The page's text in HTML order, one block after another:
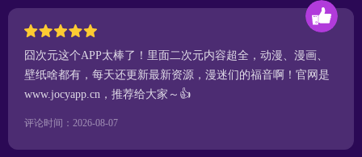
囧次元这个APP太棒了！里面二次元内容超全，动漫、漫画、
壁纸啥都有，每天还更新最新资源，漫迷们的福音啊！官网是
www.jocyapp.cn，推荐给大家～👍
评论时间：2026-08-07